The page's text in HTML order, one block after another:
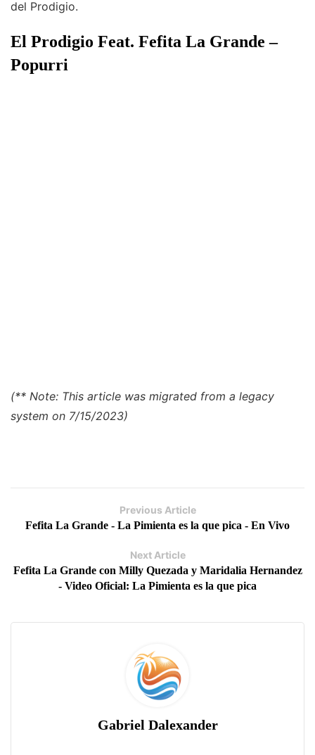
del Prodigio.
El Prodigio Feat. Fefita La Grande –
Popurri
(** Note: This article was migrated from a legacy
system on 7/15/2023)
Previous Article
Fefita La Grande - La Pimienta es la que pica - En Vivo
Next Article
Fefita La Grande con Milly Quezada y Maridalia Hernandez
- Video Oficial: La Pimienta es la que pica
Gabriel Dalexander